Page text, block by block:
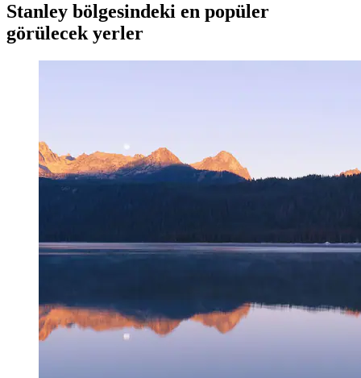
Stanley bölgesindeki en popüler
görülecek yerler